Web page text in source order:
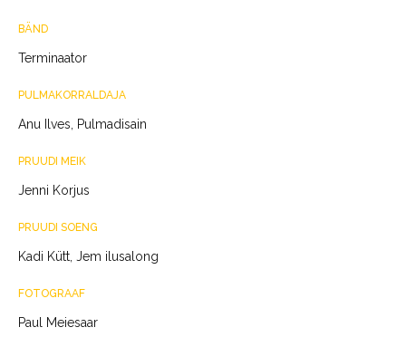
BÄND
Terminaator
PULMAKORRALDAJA
Anu Ilves, Pulmadisain
PRUUDI MEIK
Jenni Korjus
PRUUDI SOENG
Kadi Kütt, Jem ilusalong
FOTOGRAAF
Paul Meiesaar